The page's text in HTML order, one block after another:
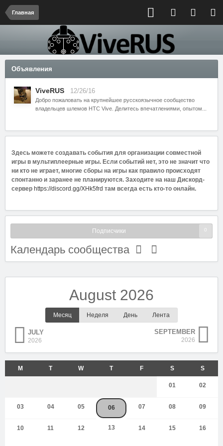
Главная
Объявления
ViveRUS 12/26/16
Добро пожаловать на крупнейшее русскоязычное сообщество
владельцев шлемов HTC Vive. Делитесь впечатлениями, опытом...
Здесь можете создавать события для организации совместной
игры в мультиплеерные игры. Если событий нет, это не значит что
ни кто не играет, многие сборы на игры как правило происходят
спонтанно и заранее не планируются. Заходите на наш Дискорд-
сервер https://discord.gg/XHk5frd там всегда есть кто-то онлайн.
Подписчики 0
Календарь сообщества
JULY
2026
August 2026
Месяц Неделя День Лента
SEPTEMBER
2026
01 02
03 04 05 06 07 08 09
10 11 12 13 14 15 16